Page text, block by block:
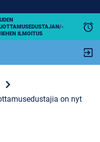
ILMOITUS
alarm
exit_to_app
chevron_right
on nyt